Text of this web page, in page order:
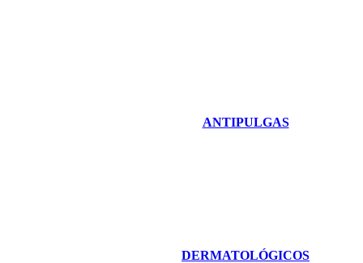
ANTIPULGAS
DERMATOLÓGICOS